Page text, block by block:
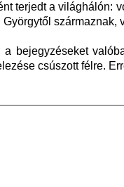
terjedt a világhálón:
származnak,
bejegyzéseket
csúszott félre.